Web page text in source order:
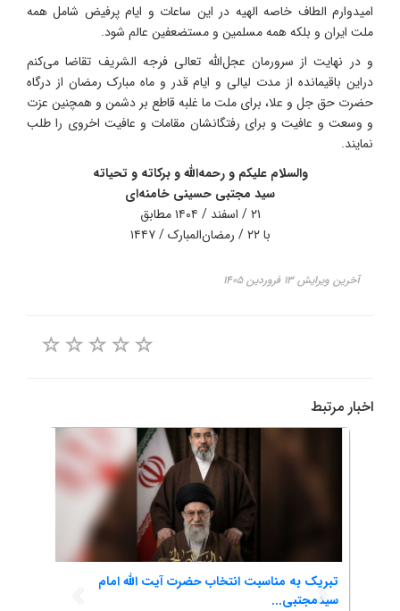
امیدوارم الطاف خاصه الهیه در این ساعات و ایام پرفیض شامل همه
ملت ایران و بلکه همه مسلمین و مستضعفین عالم شود.
و در نهایت از سرورمان عجل‌الله تعالی فرجه الشریف تقاضا می‌کنم
دراین باقیمانده از مدت لیالی و ایام قدر و ماه مبارک رمضان از درگاه
حضرت حق جل و علا، برای ملت ما غلبه قاطع بر دشمن و همچنین عزت
و وسعت و عافیت و برای رفتگانشان مقامات و عافیت اخروی را طلب
نمایند.
والسلام علیکم و رحمه‌الله و برکاته و تحیاته
سید مجتبی حسینی خامنه‌ای
۲۱ / اسفند / ۱۴۰۴ مطابق
با ۲۲ / رمضان‌المبارک / ۱۴۴۷
آخرین ویرایش ۱۳ فروردین ۱۴۰۵
اخبار مرتبط
تبریک به مناسبت انتخاب حضرت آیت الله امام
سیدمجتبی...